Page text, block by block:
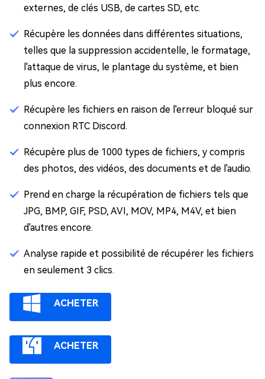
externes, de clés USB, de cartes SD, etc.
Récupère les données dans différentes situations,
telles que la suppression accidentelle, le formatage,
l'attaque de virus, le plantage du système, et bien
plus encore.
Récupère les fichiers en raison de l'erreur bloqué sur
connexion RTC Discord.
Récupère plus de 1000 types de fichiers, y compris
des photos, des vidéos, des documents et de l'audio.
Prend en charge la récupération de fichiers tels que
JPG, BMP, GIF, PSD, AVI, MOV, MP4, M4V, et bien
d'autres encore.
Analyse rapide et possibilité de récupérer les fichiers
en seulement 3 clics.
ACHETER
ACHETER